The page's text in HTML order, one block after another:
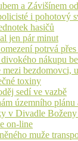
a Závišínem
i pohotový
hasičů
jen pár minut
potrvá přes
nákupu
bezdomovci,
toxiny
sedí ve vazbě
územního
v Divadle
on-line
muže